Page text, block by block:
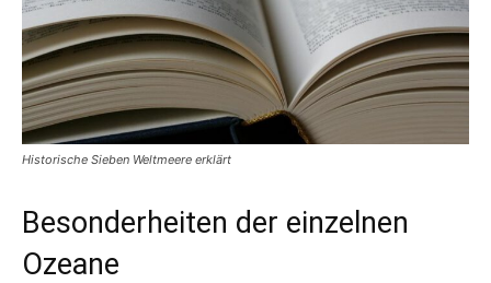
Historische Sieben Weltmeere erklärt
Besonderheiten der einzelnen
Ozeane